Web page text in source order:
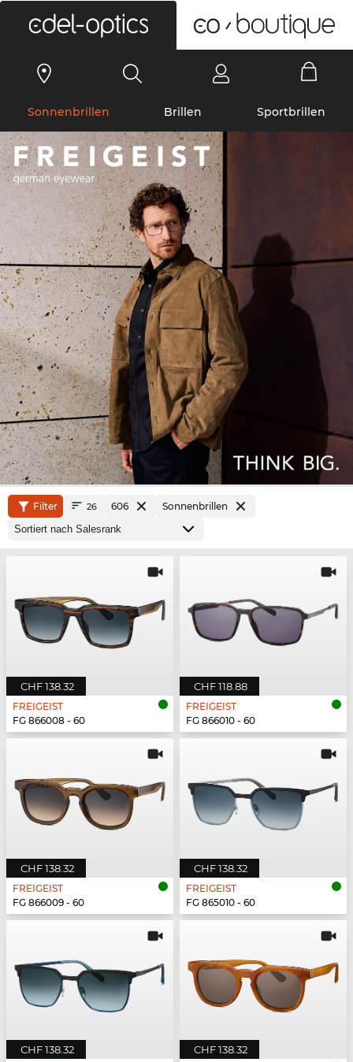
Sonnenbrillen Brillen Sportbrillen
Filter 26 606 Sonnenbrillen
CHF 138.32
FREIGEIST
FG 866008 - 60
CHF 118.88
FREIGEIST
FG 866010 - 60
CHF 138.32
FREIGEIST
FG 866009 - 60
CHF 138.32
FREIGEIST
FG 865010 - 60
CHF 138.32 CHF 138.32